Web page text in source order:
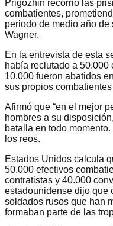
Prigozhin recorrió las
combatientes,
periodo de medio año
Wagner.
En la entrevista de esta
había reclutado a
10.000 fueron abatidos
sus propios
Afirmó que “en el mejor
hombres a su
batalla en todo
los reos.
Estados Unidos calcula
50.000 efectivos
contratistas y 40.000
estadounidense dijo que
soldados rusos que han
formaban parte de las